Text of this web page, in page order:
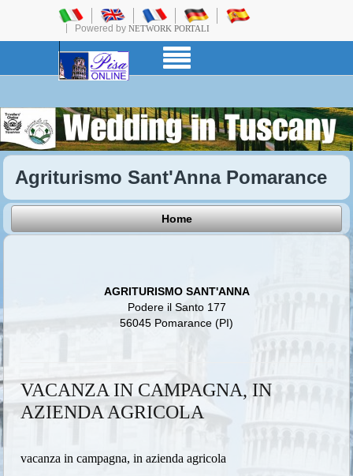
Powered by NETWORK PORTALI
Agriturismo Sant'Anna Pomarance
Home
AGRITURISMO SANT'ANNA
Podere il Santo 177
56045 Pomarance (PI)
VACANZA IN CAMPAGNA, IN
AZIENDA AGRICOLA
vacanza in campagna, in azienda agricola